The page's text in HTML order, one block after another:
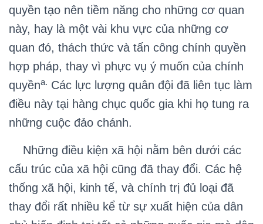
quyền tạo nên tiềm năng cho những cơ quan
này, hay là một vài khu vực của những cơ
quan đó, thách thức và tấn công chính quyền
hợp pháp, thay vì phực vụ ý muốn của chính
quyềna. Các lực lượng quân đội đã liên tục làm
điều này tại hàng chục quốc gia khi họ tung ra
những cuộc đảo chánh.
Những điều kiện xã hội nằm bên dưới các
cấu trúc của xã hội cũng đã thay đổi. Các hệ
thống xã hội, kinh tế, và chính trị đủ loại đã
thay đổi rất nhiều kể từ sự xuất hiện của dân